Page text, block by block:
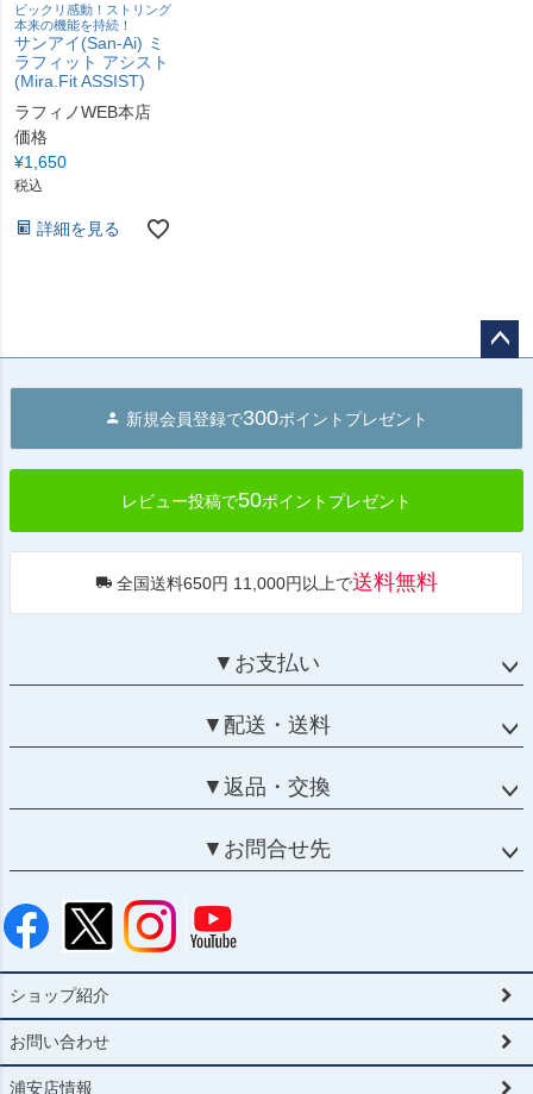
ビックリ感動！ストリング
本来の機能を持続！
サンアイ(San-Ai) ミ
ラフィット アシスト
(Mira.Fit ASSIST)
ラフィノWEB本店
価格
¥1,650
税込
詳細を見る
へ
新規会員登録で300ポイントプレゼント
レビュー投稿で50ポイントプレゼント
全国送料650円 11,000円以上で送料無料
▼お支払い
▼配送・送料
▼返品・交換
▼お問合せ先
ショップ紹介
お問い合わせ
浦安店情報